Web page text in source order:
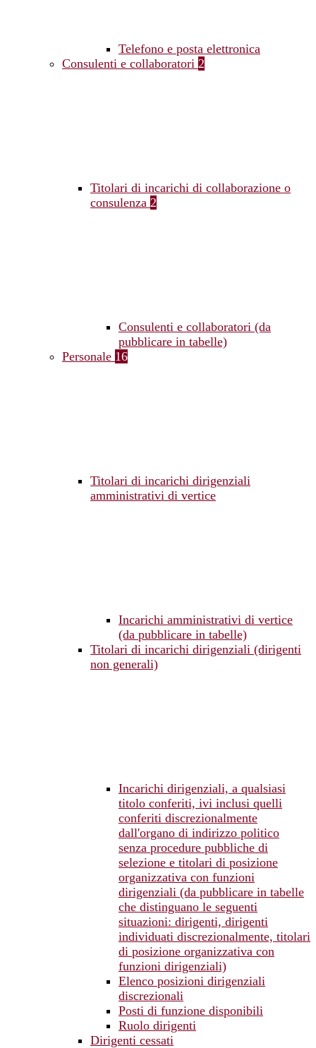
Telefono e posta elettronica
Consulenti e collaboratori 2
Titolari di incarichi di collaborazione o
consulenza 2
Consulenti e collaboratori (da
pubblicare in tabelle)
Personale 16
Titolari di incarichi dirigenziali
amministrativi di vertice
Incarichi amministrativi di vertice
(da pubblicare in tabelle)
Titolari di incarichi dirigenziali (dirigenti
non generali)
Incarichi dirigenziali, a qualsiasi
titolo conferiti, ivi inclusi quelli
conferiti discrezionalmente
dall'organo di indirizzo politico
senza procedure pubbliche di
selezione e titolari di posizione
organizzativa con funzioni
dirigenziali (da pubblicare in tabelle
che distinguano le seguenti
situazioni: dirigenti, dirigenti
individuati discrezionalmente, titolari
di posizione organizzativa con
funzioni dirigenziali)
Elenco posizioni dirigenziali
discrezionali
Posti di funzione disponibili
Ruolo dirigenti
Dirigenti cessati